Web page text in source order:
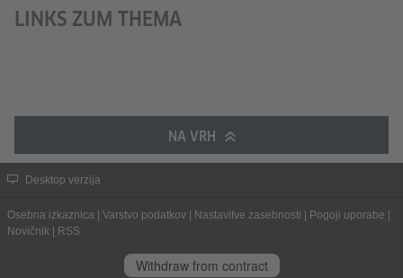
LINKS ZUM THEMA
NA VRH
Desktop verzija
Osebna izkaznica Varstvo podatkov Nastavitve zasebnosti Pogoji uporabe
Novičnik
RSS
Withdraw from contract